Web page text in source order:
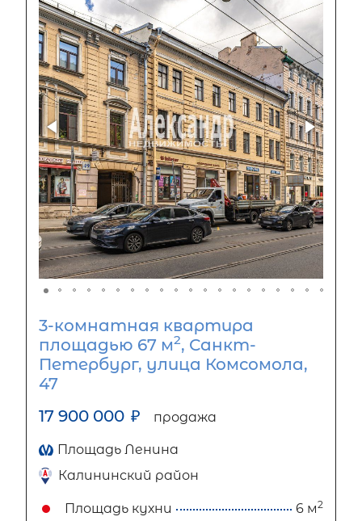
3-комнатная квартира
площадью 67 м2, Санкт-
Петербург, улица Комсомола,
47
17 900 000 ₽ продажа
Площадь Ленина
Калининский район
Площадь кухни 6 м2